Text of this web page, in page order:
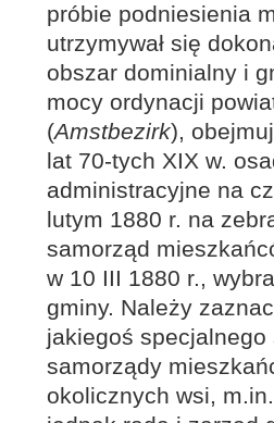
próbie podniesienia
utrzymywał się
obszar dominialny i
mocy ordynacji
(Amstbezirk),
lat 70-tych XIX w.
administracyjne na
lutym 1880 r. na
samorząd
w 10 III 1880 r.,
gminy. Należy
jakiegoś
samorządy
okolicznych wsi,